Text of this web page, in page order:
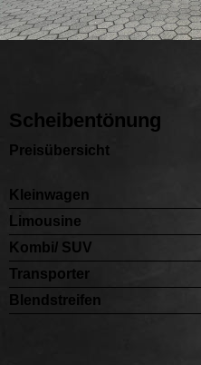
Scheibentönung
Preisübersicht
Kleinwagen
Limousine
Kombi/ SUV
Transporter
Blendstreifen